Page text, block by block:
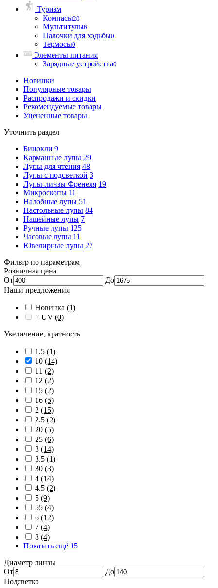
Туризм
Компасы20
Мультитулы6
Палочки для ходьбы0
Термосы0
Элементы питания
Зарядные устройства0
Новинки
Популярные товары
Распродажи и скидки
Рекомендуемые товары
Уцененные товары
Уточнить раздел
Бинокли 9
Карманные лупы 29
Лупы для чтения 48
Лупы с подсветкой 3
Лупы-линзы Френеля 19
Микроскопы 11
Налобные лупы 51
Настольные лупы 84
Нашейные лупы 7
Ручные лупы 125
Часовые лупы 11
Ювелирные лупы 27
Фильтр по параметрам
Розничная цена
От
До
Наши предложения
Новинка (1)
+ UV (0)
Увеличение, кратность
1.5 (1)
10 (14)
11 (2)
12 (2)
15 (2)
16 (5)
2 (15)
2.5 (2)
20 (5)
25 (6)
3 (14)
3.5 (1)
30 (3)
4 (14)
4.5 (2)
5 (9)
55 (4)
6 (12)
7 (4)
8 (4)
Показать ещё 15
Диаметр линзы
От
До
Подсветка